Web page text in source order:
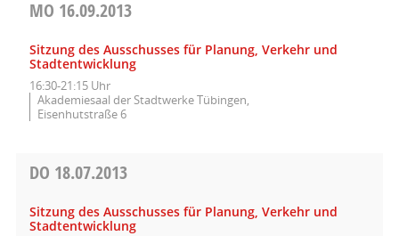
MO 16.09.2013
Sitzung des Ausschusses für Planung, Verkehr und
Stadtentwicklung
16:30-21:15 Uhr
Akademiesaal der Stadtwerke Tübingen,
Eisenhutstraße 6
DO 18.07.2013
Sitzung des Ausschusses für Planung, Verkehr und
Stadtentwicklung